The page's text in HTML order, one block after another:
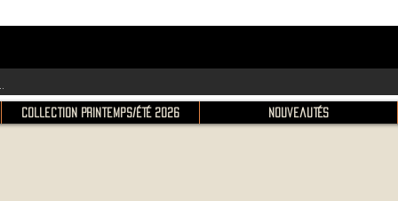
Collection Printemps/Été 2026 Nouveautés